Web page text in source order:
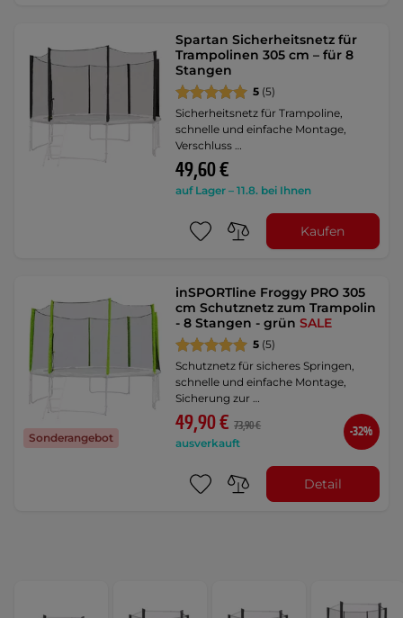
Spartan Sicherheitsnetz für
Trampolinen 305 cm – für 8
Stangen
5 (5)
Sicherheitsnetz für Trampoline,
schnelle und einfache Montage,
Verschluss …
49,60 €
auf Lager – 11.8. bei Ihnen
Kaufen
Sonderangebot
inSPORTline Froggy PRO 305
cm Schutznetz zum Trampolin
- 8 Stangen - grünSALE
5 (5)
Schutznetz für sicheres Springen,
schnelle und einfache Montage,
Sicherung zur …
49,90 € 73,90 €
ausverkauft
-32%
Detail